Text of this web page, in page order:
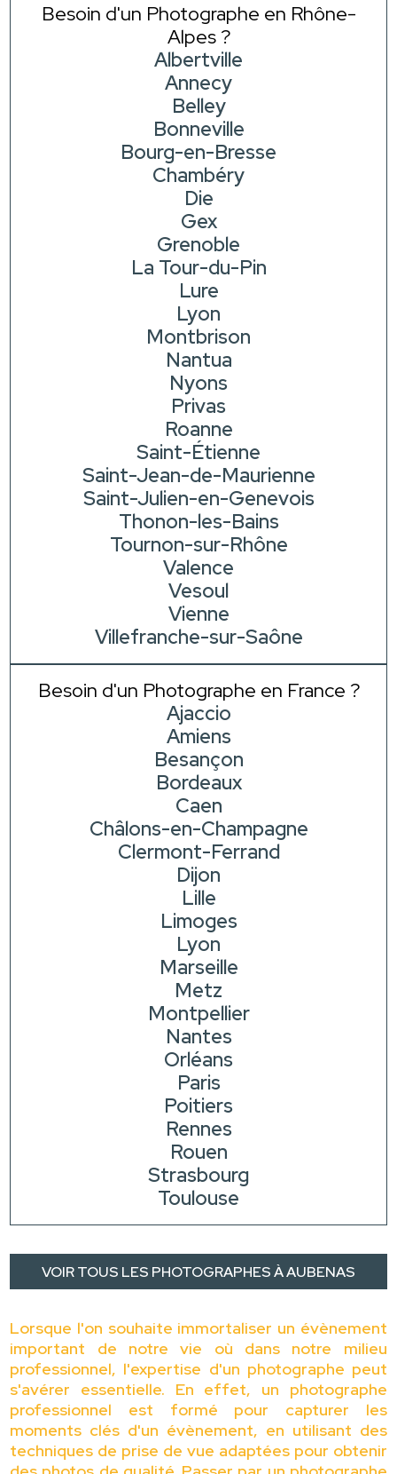
Besoin d'un Photographe en Rhône-
Alpes ?
Albertville
Annecy
Belley
Bonneville
Bourg-en-Bresse
Chambéry
Die
Gex
Grenoble
La Tour-du-Pin
Lure
Lyon
Montbrison
Nantua
Nyons
Privas
Roanne
Saint-Étienne
Saint-Jean-de-Maurienne
Saint-Julien-en-Genevois
Thonon-les-Bains
Tournon-sur-Rhône
Valence
Vesoul
Vienne
Villefranche-sur-Saône
Besoin d'un Photographe en France ?
Ajaccio
Amiens
Besançon
Bordeaux
Caen
Châlons-en-Champagne
Clermont-Ferrand
Dijon
Lille
Limoges
Lyon
Marseille
Metz
Montpellier
Nantes
Orléans
Paris
Poitiers
Rennes
Rouen
Strasbourg
Toulouse
VOIR TOUS LES PHOTOGRAPHES À AUBENAS
Lorsque l'on souhaite immortaliser un évènement
important de notre vie où dans notre milieu
professionnel, l'expertise d'un photographe peut
s'avérer essentielle. En effet, un photographe
professionnel est formé pour capturer les
moments clés d'un évènement, en utilisant des
techniques de prise de vue adaptées pour obtenir